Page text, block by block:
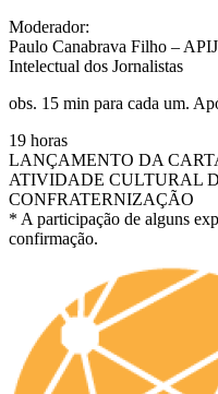
Moderador:
Paulo Canabrava Filho –
Intelectual dos Jornalistas
obs. 15 min para cada um.
19 horas
LANÇAMENTO DA
ATIVIDADE CULTURAL
CONFRATERNIZAÇÃO
* A participação de alguns
confirmação.